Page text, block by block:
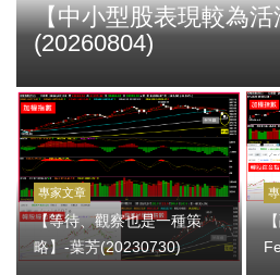
【中小型股表現較為
(20260804)
專家文章
【等待、觀察也是一種策
略】-葉芳(20230730)